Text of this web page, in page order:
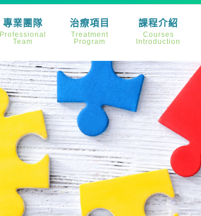
專業團隊
Professional
Team
治療項目
Treatment
Program
課程介紹
Courses
Introduction